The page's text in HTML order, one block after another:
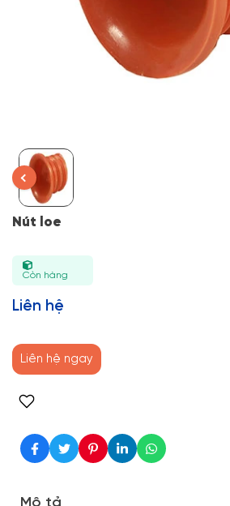
Nút loe
Còn hàng
Liên hệ
Liên hệ ngay
Mô tả